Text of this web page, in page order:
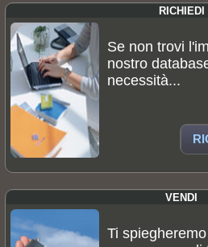
RICHIEDI
Se non trovi
nostro
necessità...
VENDI
Ti